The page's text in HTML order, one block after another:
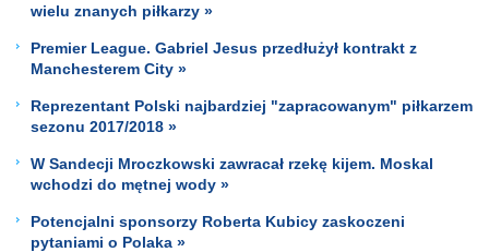
wielu znanych piłkarzy »
Premier League. Gabriel Jesus przedłużył kontrakt z
Manchesterem City »
Reprezentant Polski najbardziej "zapracowanym" piłkarzem
sezonu 2017/2018 »
W Sandecji Mroczkowski zawracał rzekę kijem. Moskal
wchodzi do mętnej wody »
Potencjalni sponsorzy Roberta Kubicy zaskoczeni
pytaniami o Polaka »